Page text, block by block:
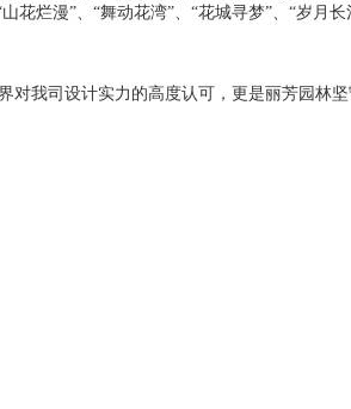
烂漫”、“舞动花湾”、“花城寻梦”、“岁月长
我司设计实力的高度认可，更是丽芳园林坚